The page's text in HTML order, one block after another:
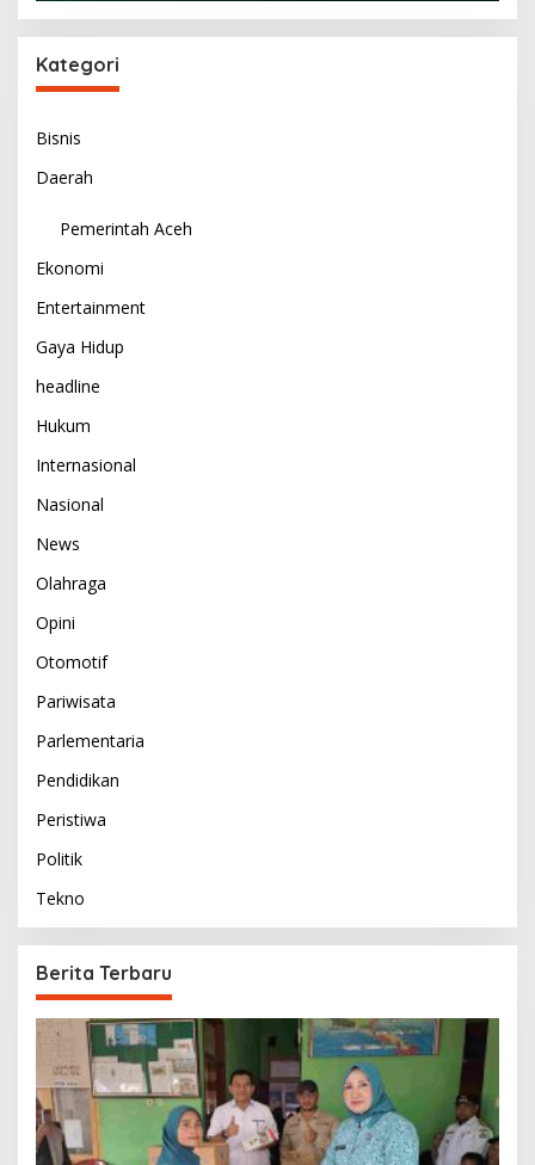
Kategori
Bisnis
Daerah
Pemerintah Aceh
Ekonomi
Entertainment
Gaya Hidup
headline
Hukum
Internasional
Nasional
News
Olahraga
Opini
Otomotif
Pariwisata
Parlementaria
Pendidikan
Peristiwa
Politik
Tekno
Berita Terbaru